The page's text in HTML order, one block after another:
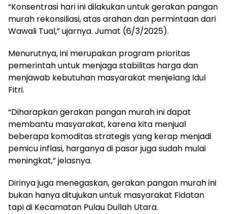
“Konsentrasi hari ini dilakukan untuk gerakan pangan
murah rekonsiliasi, atas arahan dan permintaan dari
Wawali Tual,” ujarnya. Jumat (6/3/2025).
Menurutnya, ini merupakan program prioritas
pemerintah untuk menjaga stabilitas harga dan
menjawab kebutuhan masyarakat menjelang Idul
Fitri.
“Diharapkan gerakan pangan murah ini dapat
membantu masyarakat, karena kita menjual
beberapa komoditas strategis yang kerap menjadi
pemicu inflasi, harganya di pasar juga sudah mulai
meningkat,” jelasnya.
Dirinya juga menegaskan, gerakan pangan murah ini
bukan hanya ditujukan untuk masyarakat Fidatan
tapi di Kecamatan Pulau Dullah Utara.